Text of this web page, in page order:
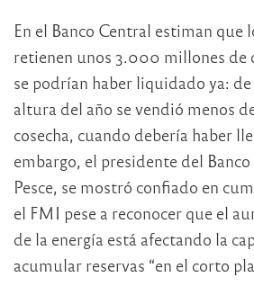
En el Banco Central estiman que
retienen unos 3.000 millones de
se podrían haber liquidado ya: de
altura del año se vendió menos
cosecha, cuando debería haber
embargo, el presidente del
Pesce, se mostró confiado en
el FMI pese a reconocer que el
de la energía está afectando la
acumular reservas “en el corto